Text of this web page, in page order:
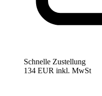
Schnelle Zustellung
134 EUR inkl. MwSt